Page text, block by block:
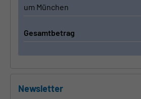
um München
Gesamtbetrag
Newsletter